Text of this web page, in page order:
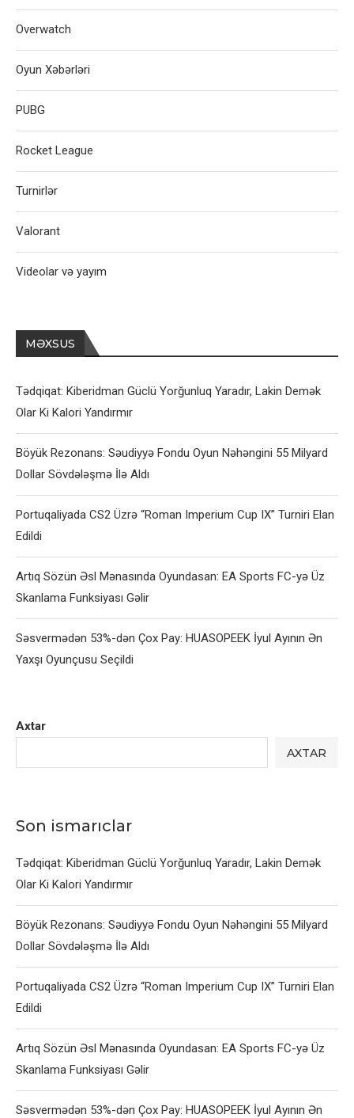
Axtar
AXTAR
Son ismarıclar
Tədqiqat: Kiberidman Güclü Yorğunluq Yaradır, Lakin Demək
Olar Ki Kalori Yandırmır
Böyük Rezonans: Səudiyyə Fondu Oyun Nəhəngini 55 Milyard
Dollar Sövdələşmə İlə Aldı
Portuqaliyada CS2 Üzrə “Roman Imperium Cup IX” Turniri Elan
Edildi
Artıq Sözün Əsl Mənasında Oyundasan: EA Sports FC-yə Üz
Skanlama Funksiyası Gəlir
Səsvermədən 53%-dən Çox Pay: HUASOPEEK İyul Ayının Ən
Overwatch
Oyun Xəbərləri
PUBG
Rocket League
Turnirlər
Valorant
Videolar və yayım
MƏXSUS
Tədqiqat: Kiberidman Güclü Yorğunluq Yaradır, Lakin Demək
Olar Ki Kalori Yandırmır
Böyük Rezonans: Səudiyyə Fondu Oyun Nəhəngini 55 Milyard
Dollar Sövdələşmə İlə Aldı
Portuqaliyada CS2 Üzrə “Roman Imperium Cup IX” Turniri Elan
Edildi
Artıq Sözün Əsl Mənasında Oyundasan: EA Sports FC-yə Üz
Skanlama Funksiyası Gəlir
Səsvermədən 53%-dən Çox Pay: HUASOPEEK İyul Ayının Ən
Yaxşı Oyunçusu Seçildi